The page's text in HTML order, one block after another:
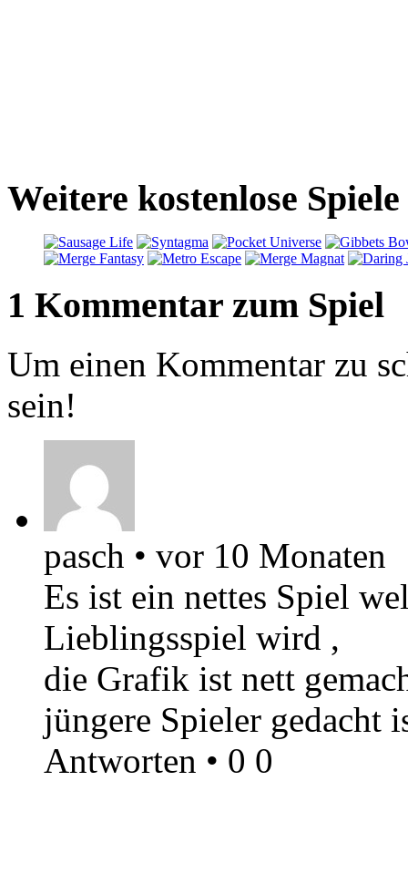
Weitere kostenlose
1 Kommentar zum Spiel
Um einen Kommentar zu
sein!
pasch • vor 10 Monaten
Es ist ein nettes Spiel
Lieblingsspiel wird ,
die Grafik ist nett
jüngere Spieler gedacht
Antworten • 0 0